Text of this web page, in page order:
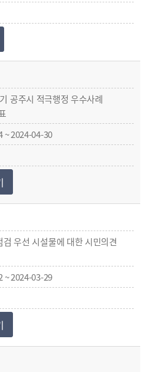
공주시 적극행정 우수사례
~ 2024-04-30
검 우선 시설물에 대한 시민의견
~ 2024-03-29